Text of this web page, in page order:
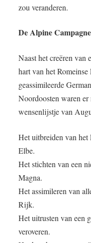
zou veranderen.
De Alpine Campagne
Naast het creëren van
hart van het
geassimileerde
Noordoosten waren
wensenlijstje van
Het uitbreiden van
Elbe.
Het stichten van een
Magna.
Het assimileren van
Rijk.
Het uitrusten van een
veroveren.